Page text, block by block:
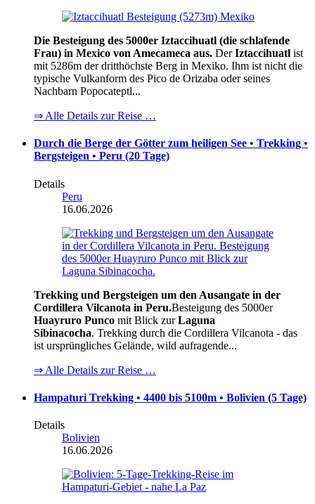
Die Besteigung des 5000er Iztaccihuatl (die schlafende
Frau) in Mexico von Amecameca aus. DerIztaccihuatl ist
mit 5286m der dritthöchste Berg in Mexiko. Ihm ist nicht die
typische Vulkanform des Pico de Orizaba oder seines
Nachbarn Popocateptl...
⇒ Alle Details zur Reise …
Durch die Berge der Götter zum heiligen See • Trekking •
Bergsteigen • Peru (20 Tage)
Details
Peru
16.06.2026
Trekking und Bergsteigen um den Ausangate in der
Cordillera Vilcanota in Peru.Besteigung des 5000er
Huayruro Punco mit Blick zurLaguna
Sibinacocha. Trekking durch die Cordillera Vilcanota - das
ist ursprüngliches Gelände, wild aufragende...
⇒ Alle Details zur Reise …
Hampaturi Trekking • 4400 bis 5100m • Bolivien (5 Tage)
Details
Bolivien
16.06.2026